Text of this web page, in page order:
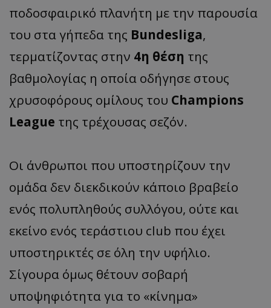
ποδοσφαιρικό πλανήτη με την παρουσία
του στα γήπεδα της Bundesliga,
τερματίζοντας στην 4η θέση της
βαθμολογίας η οποία οδήγησε στους
χρυσοφόρους ομίλους του Champions
League της τρέχουσας σεζόν.
Οι άνθρωποι που υποστηρίζουν την
ομάδα δεν διεκδικούν κάποιο βραβείο
ενός πολυπληθούς συλλόγου, ούτε και
εκείνο ενός τεράστιου club που έχει
υποστηρικτές σε όλη την υφήλιο.
Σίγουρα όμως θέτουν σοβαρή
υποψηφιότητα για το «κίνημα»